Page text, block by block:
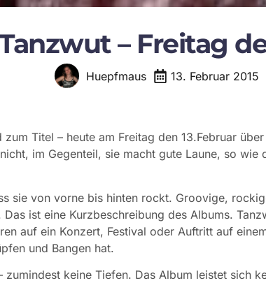
– Freitag
Huepfmaus 13. Februar 2015
Titel – heute am Freitag den 13.Februar
im Gegenteil, sie macht gute Laune, so wie
sie von vorne bis hinten rockt. Groovige,
ist eine Kurzbeschreibung des Albums.
auf ein Konzert, Festival oder Auftritt auf
und Bangen hat.
keine Tiefen. Das Album leistet sich